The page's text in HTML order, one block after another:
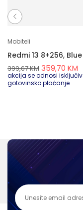
Mobiteli
Redmi 13 8+256, Blue
399,67KM 359,70 KM
akcija se odnosi
gotovinsko plaćanje